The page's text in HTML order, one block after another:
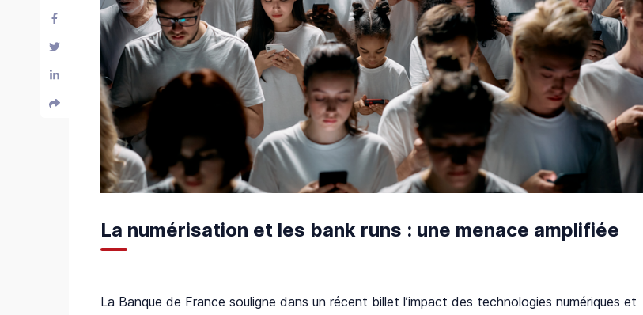
La numérisation et les bank runs : une menace amplifiée
La Banque de France souligne dans un récent billet l’impact des technologies numériques et